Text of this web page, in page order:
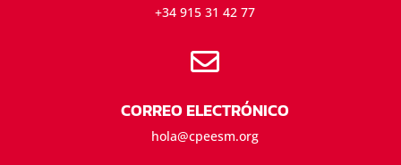
+34 915 31 42 77

CORREO ELECTRÓNICO
hola@cpeesm.org